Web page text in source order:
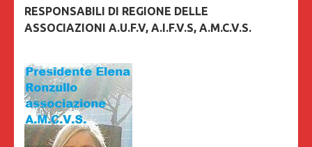
RESPONSABILI DI REGIONE DELLE
ASSOCIAZIONI A.U.F.V, A.I.F.V.S, A.M.C.V.S.